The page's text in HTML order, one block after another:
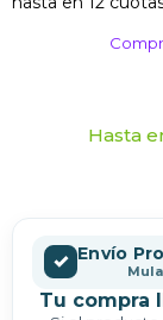
Hasta
✓ Envío
Tu compra